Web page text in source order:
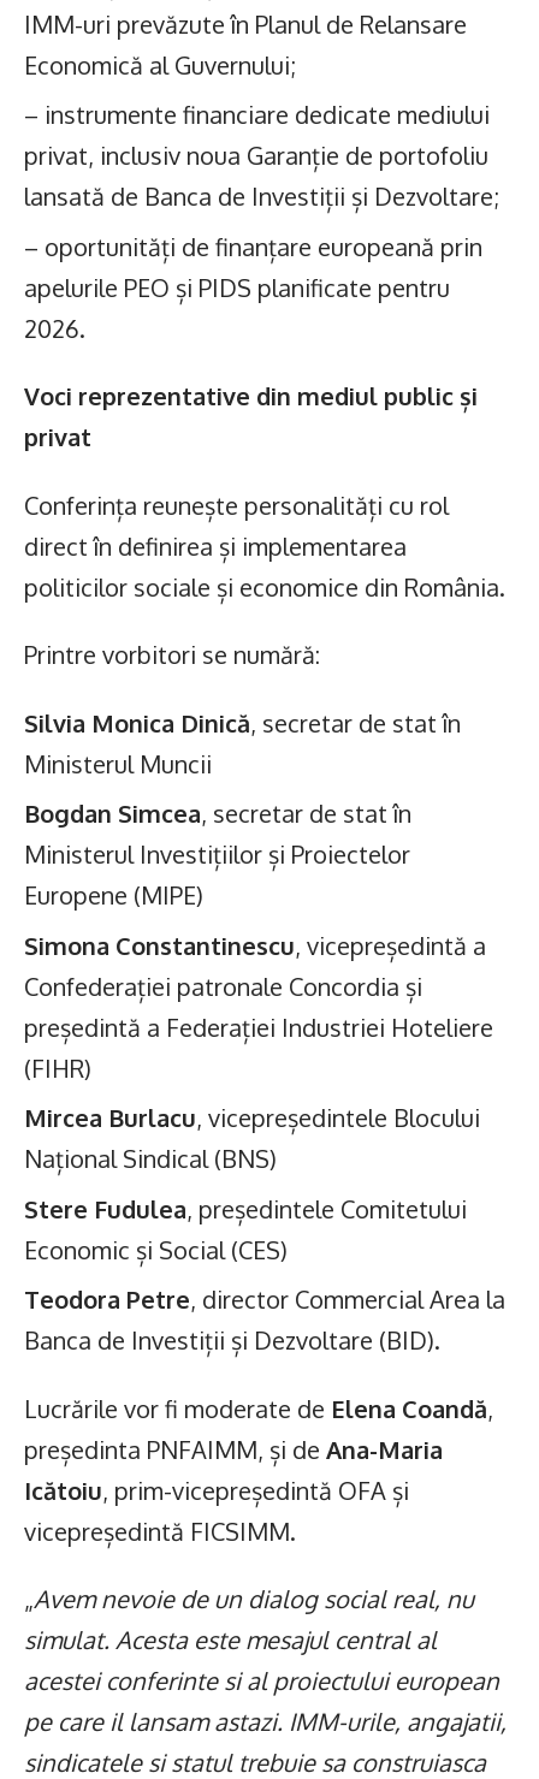
IMM-uri prevăzute în Planul de Relansare
Economică al Guvernului;
– instrumente financiare dedicate mediului
privat, inclusiv noua Garanție de portofoliu
lansată de Banca de Investiții și Dezvoltare;
– oportunități de finanțare europeană prin
apelurile PEO și PIDS planificate pentru
2026.
Voci reprezentative din mediul public și
privat
Conferința reunește personalități cu rol
direct în definirea și implementarea
politicilor sociale și economice din România.
Printre vorbitori se numără:
Silvia Monica Dinică, secretar de stat în
Ministerul Muncii
Bogdan Simcea, secretar de stat în
Ministerul Investițiilor și Proiectelor
Europene (MIPE)
Simona Constantinescu, vicepreședintă a
Confederației patronale Concordia și
președintă a Federației Industriei Hoteliere
(FIHR)
Mircea Burlacu, vicepreședintele Blocului
Național Sindical (BNS)
Stere Fudulea, președintele Comitetului
Economic și Social (CES)
Teodora Petre, director Commercial Area la
Banca de Investiții și Dezvoltare (BID).
Lucrările vor fi moderate de Elena Coandă,
președinta PNFAIMM, și de Ana-Maria
Icătoiu, prim-vicepreședintă OFA și
vicepreședintă FICSIMM.
„Avem nevoie de un dialog social real, nu
simulat. Acesta este mesajul central al
acestei conferinte si al proiectului european
pe care il lansam astazi. IMM-urile, angajatii,
sindicatele si statul trebuie sa construiasca